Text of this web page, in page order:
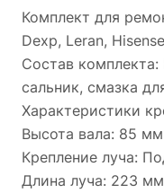
Комплект для
Dexp, Leran, Hisense
Состав
сальник, смазка
Характеристики
Высота вала: 85 мм
Крепление луча:
Длина луча: 223 мм